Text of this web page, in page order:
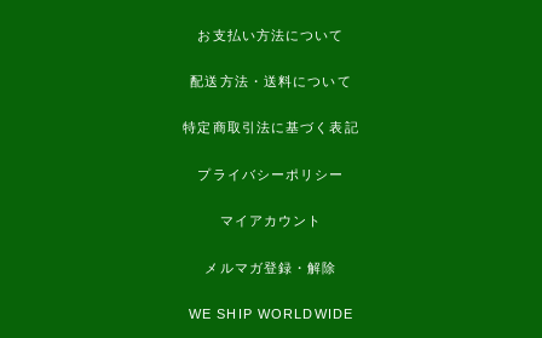
お支払い方法について
配送方法・送料について
特定商取引法に基づく表記
プライバシーポリシー
マイアカウント
メルマガ登録・解除
WE SHIP WORLDWIDE